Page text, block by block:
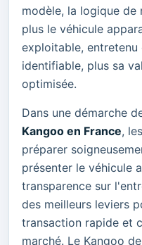
modèle, la logique de
plus le véhicule
exploitable,
identifiable, plus sa
optimisée.
Dans une démarche
Kangoo en France,
préparer
présenter le véhicule
transparence sur
des meilleurs leviers
transaction rapide et
marché. Le Kangoo